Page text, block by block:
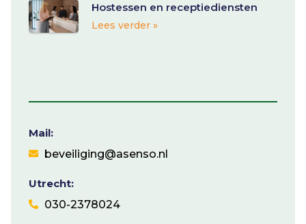
Hostessen en receptiediensten
Lees verder »
Mail:
beveiliging@asenso.nl
Utrecht:
030-2378024